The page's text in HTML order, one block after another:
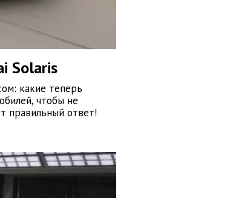
Solaris
какие теперь
чтобы не
правильный ответ!